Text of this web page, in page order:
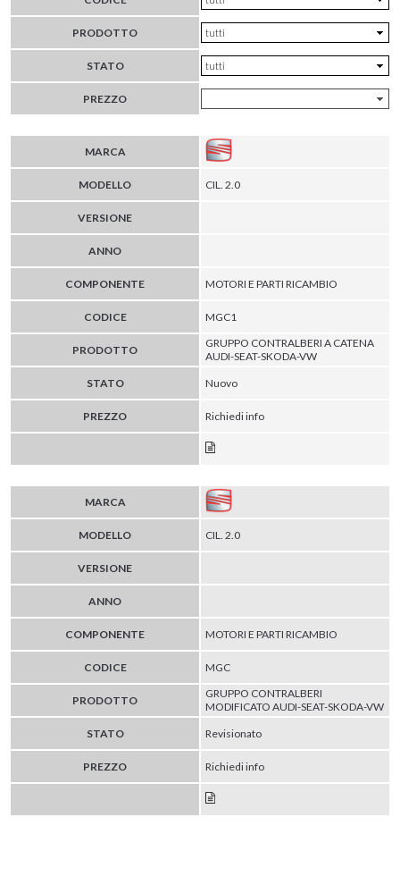
PRODOTTO
STATO
PREZZO
MARCA
MODELLO CIL. 2.0
VERSIONE
ANNO
COMPONENTE MOTORI E PARTI RICAMBIO
CODICE MGC1
PRODOTTO
GRUPPO CONTRALBERI A CATENA
AUDI-SEAT-SKODA-VW
STATO
Nuovo
PREZZO Richiedi info
MARCA
MODELLO CIL. 2.0
VERSIONE
ANNO
COMPONENTE MOTORI E PARTI RICAMBIO
CODICE MGC
PRODOTTO
GRUPPO CONTRALBERI
MODIFICATO AUDI-SEAT-SKODA-VW
STATO
Revisionato
PREZZO Richiedi info